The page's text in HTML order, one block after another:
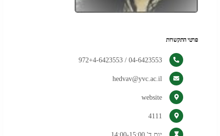
פרטי התקשרות
04-6423553 / 972+4-6423553
hedvav@yvc.ac.il
website(נפתח
4111
יום ד' 14:00-15:00